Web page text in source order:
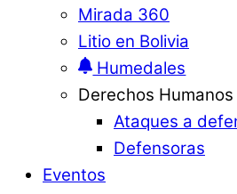
Mirada 360
Litio en Bolivia
Humedales
Derechos Humanos
Ataques a
Defensoras
Eventos